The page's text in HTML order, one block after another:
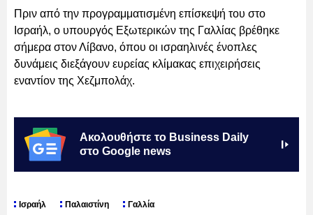
Πριν από την προγραμματισμένη επίσκεψή του στο
Ισραήλ, ο υπουργός Εξωτερικών της Γαλλίας βρέθηκε
σήμερα στον Λίβανο, όπου οι ισραηλινές ένοπλες
δυνάμεις διεξάγουν ευρείας κλίμακας επιχειρήσεις
εναντίον της Χεζμπολάχ.
Ακολουθήστε το Business Daily
στο Google news
Ισραήλ Παλαιστίνη Γαλλία